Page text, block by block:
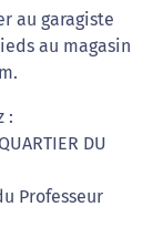
au garagiste
au magasin
:
DU
Professeur